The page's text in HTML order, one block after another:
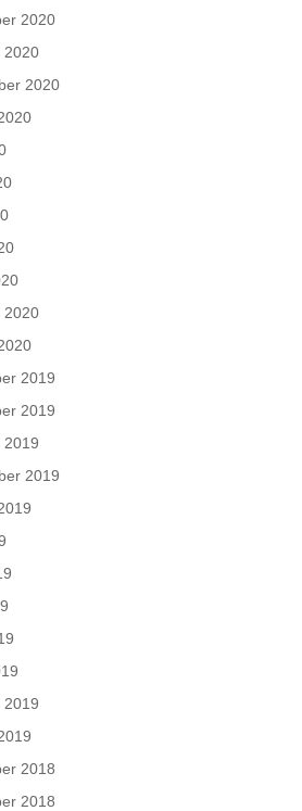
2020
2020
2020
2020
2019
2019
2019
2019
2019
2018
2018